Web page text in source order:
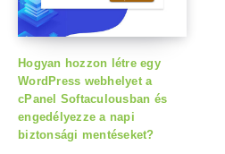
Hogyan hozzon létre egy
WordPress webhelyet a
cPanel Softaculousban és
engedélyezze a napi
biztonsági mentéseket?